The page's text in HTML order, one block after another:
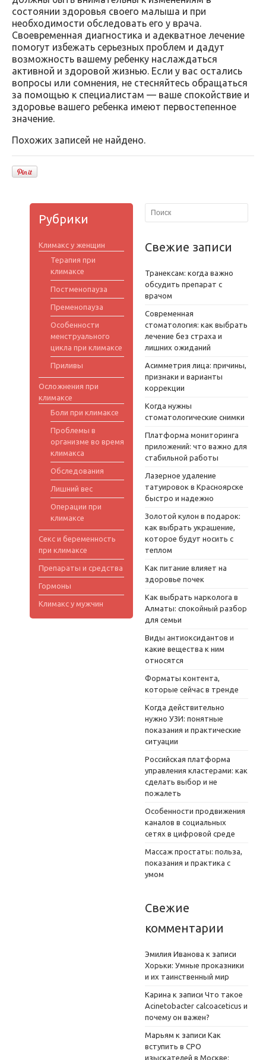
состоянии здоровья своего малыша и при
необходимости обследовать его у врача.
Своевременная диагностика и адекватное лечение
помогут избежать серьезных проблем и дадут
возможность вашему ребенку наслаждаться
активной и здоровой жизнью. Если у вас остались
вопросы или сомнения, не стесняйтесь обращаться
за помощью к специалистам — ваше спокойствие и
здоровье вашего ребенка имеют первостепенное
значение.
Похожих записей не найдено.
Рубрики
Климакс у женщин
Терапия при
климаксе
Постменопауза
Пременопауза
Особенности
менструального
цикла при климаксе
Приливы
Осложнения при
климаксе
Боли при климаксе
Проблемы в
организме во время
климакса
Обследования
Лишний вес
Операции при
климаксе
Секс и беременность
при климаксе
Препараты и средства
Гормоны
Климакс у мужчин
Свежие записи
Транексам: когда важно
обсудить препарат с
врачом
Современная
стоматология: как выбрать
лечение без страха и
лишних ожиданий
Асимметрия лица: причины,
признаки и варианты
коррекции
Когда нужны
стоматологические снимки
Платформа мониторинга
приложений: что важно для
стабильной работы
Лазерное удаление
татуировок в Красноярске
быстро и надежно
Золотой кулон в подарок:
как выбрать украшение,
которое будут носить с
теплом
Как питание влияет на
здоровье почек
Как выбрать нарколога в
Алматы: спокойный разбор
для семьи
Виды антиоксидантов и
какие вещества к ним
относятся
Форматы контента,
которые сейчас в тренде
Когда действительно
нужно УЗИ: понятные
показания и практические
ситуации
Российская платформа
управления кластерами: как
сделать выбор и не
пожалеть
Особенности продвижения
каналов в социальных
сетях в цифровой среде
Массаж простаты: польза,
показания и практика с
умом
Свежие
комментарии
Эмилия Иванова к записи
Хорьки: Умные проказники
и их таинственный мир
Карина к записи Что такое
Acinetobacter calcoaceticus и
почему он важен?
Марьям к записи Как
вступить в СРО
изыскателей в Москве: